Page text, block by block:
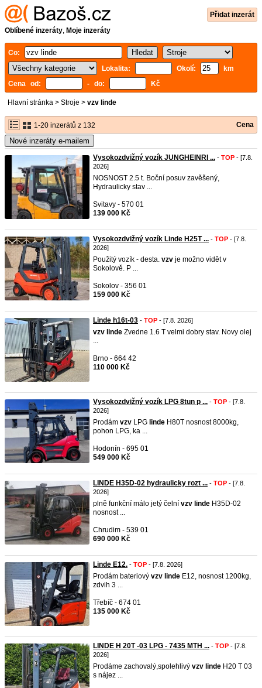
Přidat inzerát
Oblíbené inzeráty, Moje inzeráty
Co:
Lokalita:
Okolí:
km
Cena od:
- do: Kč
Hlavní stránka > Stroje > vzv linde
1-20 inzerátů z 132 Cena
Nové inzeráty e-mailem
Vysokozdvižný vozík JUNGHEINRI ... - TOP - [7.8.
2026]
NOSNOST 2.5 t. Boční posuv zavěšený,
Hydraulicky stav ...
Svitavy - 570 01
139 000 Kč
Vysokozdvižný vozík Linde H25T ... - TOP - [7.8.
2026]
Použitý vozík - desta. vzv je možno vidět v
Sokolově. P ...
Sokolov - 356 01
159 000 Kč
Linde h16t-03 - TOP - [7.8. 2026]
vzv linde Zvedne 1.6 T velmi dobry stav. Novy olej
...
Brno - 664 42
110 000 Kč
Vysokozdvižný vozík LPG 8tun p ... - TOP - [7.8.
2026]
Prodám vzv LPG linde H80T nosnost 8000kg,
pohon LPG, ka ...
Hodonín - 695 01
549 000 Kč
LINDE H35D-02 hydraulicky rozt ... - TOP - [7.8.
2026]
plně funkční málo jetý čelní vzv linde H35D-02
nosnost ...
Chrudim - 539 01
690 000 Kč
Linde E12. - TOP - [7.8. 2026]
Prodám bateriový vzv linde E12, nosnost 1200kg,
zdvih 3 ...
Třebíč - 674 01
135 000 Kč
LINDE H 20T -03 LPG - 7435 MTH ... - TOP - [7.8.
2026]
Prodáme zachovalý,spolehlivý vzv linde H20 T 03
s nájez ...